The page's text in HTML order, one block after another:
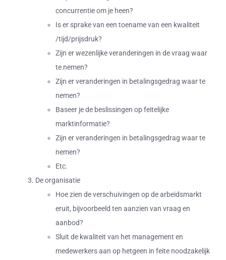
concurrentie om je heen?
Is er sprake van een toename van een kwaliteit
/tijd/prijsdruk?
Zijn er wezenlijke veranderingen in de vraag waar
te nemen?
Zijn er veranderingen in betalingsgedrag waar te
nemen?
Baseer je de beslissingen op feitelijke
marktinformatie?
Zijn er veranderingen in betalingsgedrag waar te
nemen?
Etc.
De organisatie
Hoe zien de verschuivingen op de arbeidsmarkt
eruit, bijvoorbeeld ten aanzien van vraag en
aanbod?
Sluit de kwaliteit van het management en
medewerkers aan op hetgeen in feite noodzakelijk